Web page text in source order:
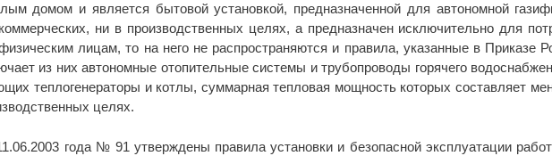
домом и является бытовой установкой, предназначенной для автономной
ни в производственных целях, а предназначен исключительно для
лицам, то на него не распространяются и правила, указанные в Приказе
из них автономные отопительные системы и трубопроводы горячего
теплогенераторы и котлы, суммарная тепловая мощность которых составляет
целях.
года № 91 утверждены правила установки и безопасной эксплуатации